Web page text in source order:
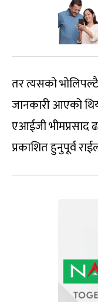
तर त्यसको
जानकारी आएको
एआईजी
प्रकाशित हुनुपूर्व